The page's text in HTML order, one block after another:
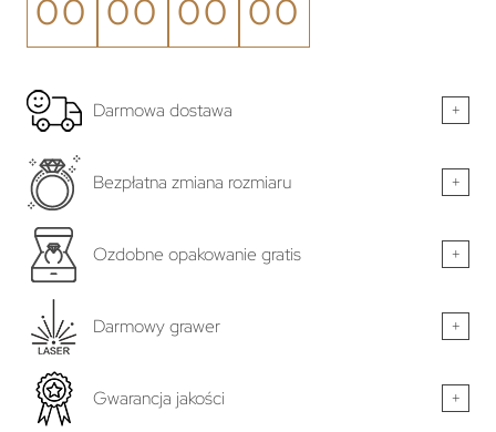
00 00 00 00
Darmowa dostawa +
Bezpłatna zmiana rozmiaru +
Ozdobne opakowanie gratis +
Darmowy grawer +
Gwarancja jakości +